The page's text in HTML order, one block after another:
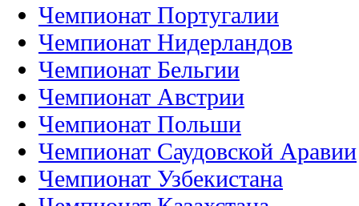
Чемпионат Португалии
Чемпионат Нидерландов
Чемпионат Бельгии
Чемпионат Австрии
Чемпионат Польши
Чемпионат Саудовской Аравии
Чемпионат Узбекистана